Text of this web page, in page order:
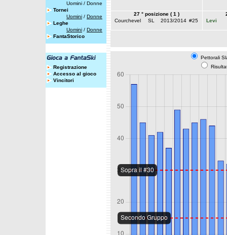
Uomini / Donne
Tornei
Uomini / Donne
Leghe
Uomini / Donne
FantaStorico
Registrazione
Accesso al gioco
Vincitori
27 ° posizione ( 1 )
Courchevel
SL 2013/2014 #25
Levi
Pettorali